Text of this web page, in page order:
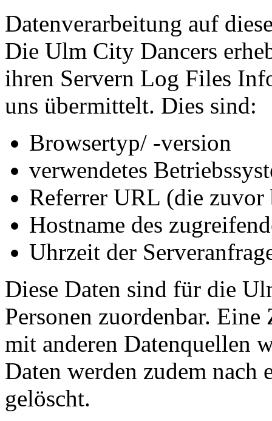
Datenverarbeitung auf
Die Ulm City Dancers
ihren Servern Log Files
uns übermittelt. Dies sind:
Browsertyp/ -version
verwendetes
Referrer URL (die zuvor
Hostname des
Uhrzeit der
Diese Daten sind für die
Personen zuordenbar.
mit anderen Datenquellen
Daten werden zudem nach
gelöscht.